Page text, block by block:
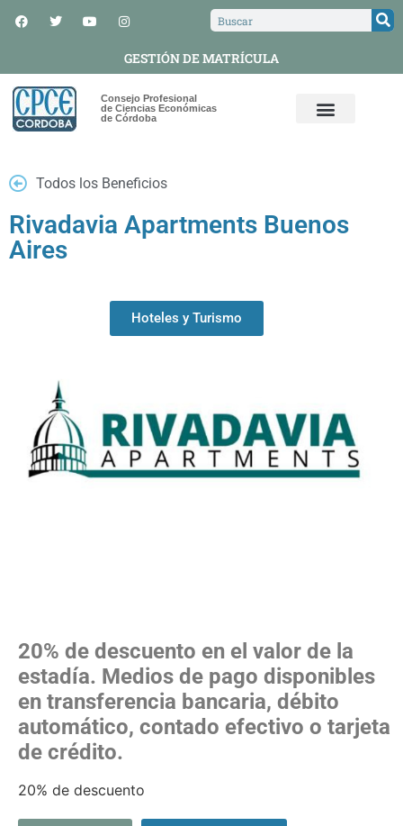
GESTIÓN DE MATRÍCULA
Consejo Profesional
de Ciencias Económicas
de Córdoba
Todos los Beneficios
Rivadavia Apartments Buenos
Aires
Hoteles y Turismo
20% de descuento en el valor de la
estadía. Medios de pago disponibles
en transferencia bancaria, débito
automático, contado efectivo o tarjeta
de crédito.
20% de descuento